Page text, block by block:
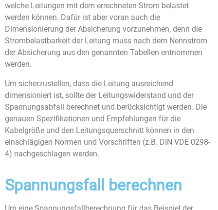
welche Leitungen mit dem errechneten Strom belastet
werden können. Dafür ist aber voran auch die
Dimensionierung der Absicherung vorzunehmen, denn die
Strombelastbarkeit der Leitung muss nach dem Nennstrom
der Absicherung aus den genannten Tabellen entnommen
werden.
Um sicherzustellen, dass die Leitung ausreichend
dimensioniert ist, sollte der Leitungswiderstand und der
Spannungsabfall berechnet und berücksichtigt werden. Die
genauen Spezifikationen und Empfehlungen für die
Kabelgröße und den Leitungsquerschnitt können in den
einschlägigen Normen und Vorschriften (z.B. DIN VDE 0298-
4) nachgeschlagen werden.
Spannungsfall berechnen
Um eine Spannungsfallberechnung für das Beispiel der